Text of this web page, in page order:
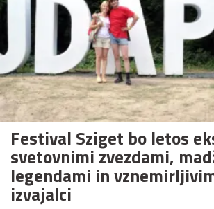
Festival Sziget bo letos
svetovnimi zvezdami,
legendami in
izvajalci